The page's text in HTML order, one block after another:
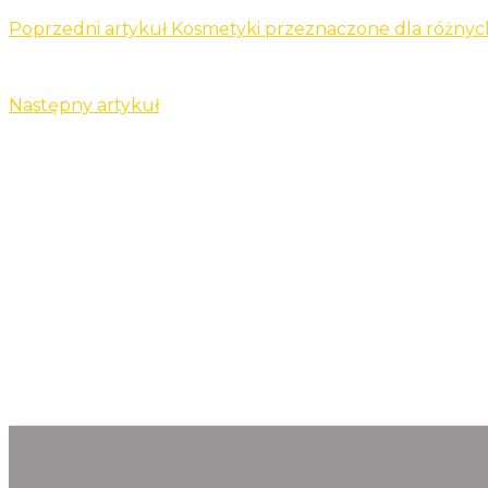
Poprzedni artykuł Kosmetyki przeznaczone dla
Następny artykuł